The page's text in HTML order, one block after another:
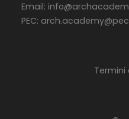
Email:
PEC:
Termini